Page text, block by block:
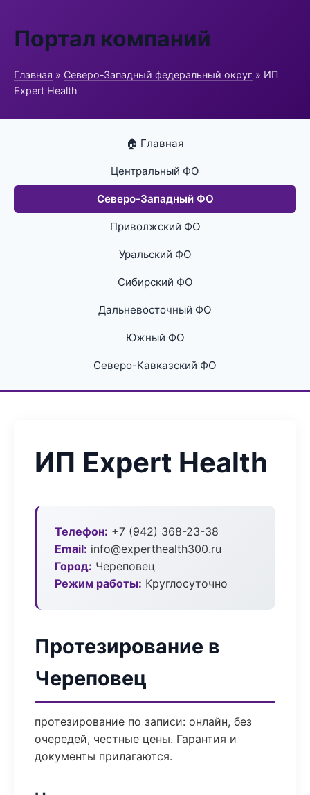
Портал компаний
Главная » Северо-Западный федеральный округ » ИП
Expert Health
🏠 Главная
Центральный ФО
Северо-Западный ФО
Приволжский ФО
Уральский ФО
Сибирский ФО
Дальневосточный ФО
Южный ФО
Северо-Кавказский ФО
ИП Expert Health
Телефон: +7 (942) 368-23-38
Email: info@experthealth300.ru
Город: Череповец
Режим работы: Круглосуточно
Протезирование в
Череповец
протезирование по записи: онлайн, без
очередей, честные цены. Гарантия и
документы прилагаются.